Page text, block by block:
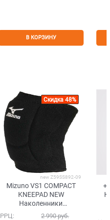
В КОРЗИНУ
Скидка 48%
new Z59SS892-09
Mizuno VS1 COMPACT
KNEEPAD NEW
Наколенники
волейбольные Черный
РРЦ: 2 990 руб.